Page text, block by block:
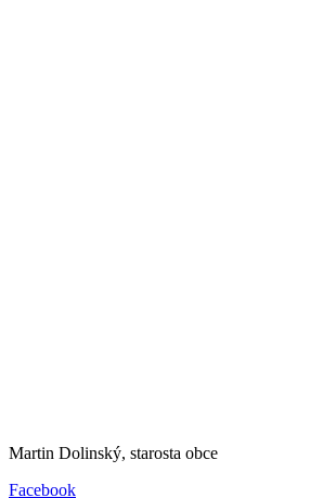
Martin Dolinský, starosta obce
Facebook